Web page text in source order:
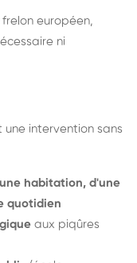
européen,
ni
intervention sans
habitation, d'une
quotidien
aux piqûres